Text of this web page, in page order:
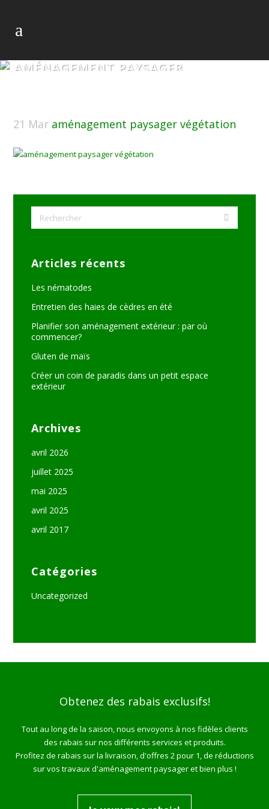
AMÉNAGEMENT PAYSAGER
21 Mar aménagement paysager végétation
Articles récents
Les nématodes
Entretien des haies de cèdres en été
Planifier son aménagement extérieur : par où
commencer?
Gluten de maïs
Créer un coin de paradis dans un petit espace
extérieur
Archives
avril 2026
juillet 2025
mai 2025
avril 2025
avril 2017
Catégories
Uncategorized
Obtenez des rabais exclusifs!
Tout au long de la saison, nous envoyons à nos fidèles clients
des rabais sur nos différents services et produits.
Profitez de rabais sur la livraison, d'offres 2 pour 1, de réductions
sur vos travaux d'aménagement paysager et bien plus !